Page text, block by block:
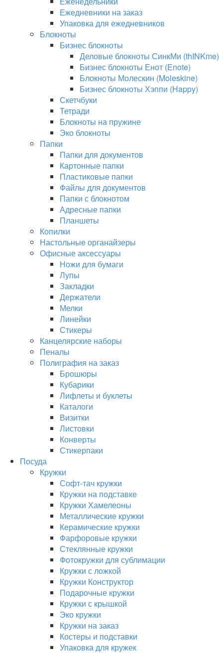
Ежедневники на заказ
Упаковка для ежедневников
Блокноты
Бизнес блокноты
Деловые блокноты СинкМи (thINKme)
Бизнес блокноты Енот (Enote)
Блокноты Молескин (Moleskine)
Бизнес блокноты Хэппи (Happy)
Скетчбуки
Тетради
Блокноты на пружине
Эко блокноты
Папки
Папки для документов
Картонные папки
Пластиковые папки
Файлы для документов
Папки с блокнотом
Адресные папки
Планшеты
Копилки
Настольные органайзеры
Офисные аксессуары
Ножи для бумаги
Лупы
Закладки
Держатели
Мелки
Линейки
Стикеры
Канцелярские наборы
Пеналы
Полиграфия на заказ
Брошюры
Кубарики
Лифлеты и буклеты
Каталоги
Визитки
Листовки
Конверты
Стикерпаки
Посуда
Кружки
Софт-тач кружки
Кружки на подставке
Кружки Хамелеоны
Металлические кружки
Керамические кружки
Фарфоровые кружки
Стеклянные кружки
Фотокружки для сублимации
Кружки с ложкой
Кружки Конструктор
Подарочные кружки
Кружки с крышкой
Эко кружки
Кружки на заказ
Костеры и подставки
Упаковка для кружек